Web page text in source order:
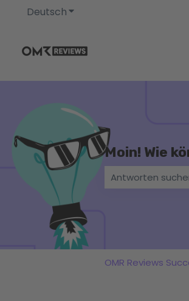
DeutschUntermenü für
Moin! Wie
OMR Reviews